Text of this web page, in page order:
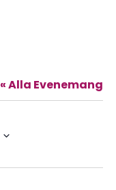
« Alla Evenemang